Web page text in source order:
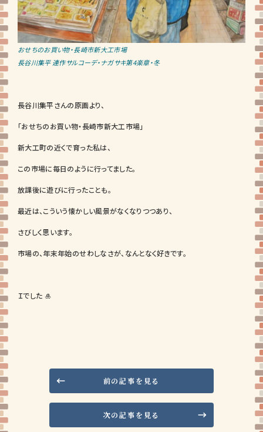
おせちのお買い物・長崎市新大工市場
長谷川集平 連作サルコーデ・ナガサキ第4楽章・冬
長谷川集平さんの原画より、
「おせちのお買い物・長崎市新大工市場」
新大工町の近くで育った私は、
この市場に毎日のように行ってました。
放課後に遊びに行ったことも。
最近は、こういう懐かしい風景がなくなりつつあり、
さびしく思います。
市場の、年末年始のせわしなさが、なんとなく好きです。
Ｉでした 🎍
前の記事を見る
次の記事を見る